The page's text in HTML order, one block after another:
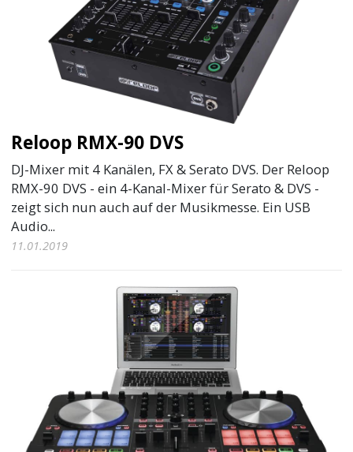
Reloop RMX-90 DVS
DJ-Mixer mit 4 Kanälen, FX & Serato DVS. Der Reloop
RMX-90 DVS - ein 4-Kanal-Mixer für Serato & DVS -
zeigt sich nun auch auf der Musikmesse. Ein USB
Audio...
11.01.2019